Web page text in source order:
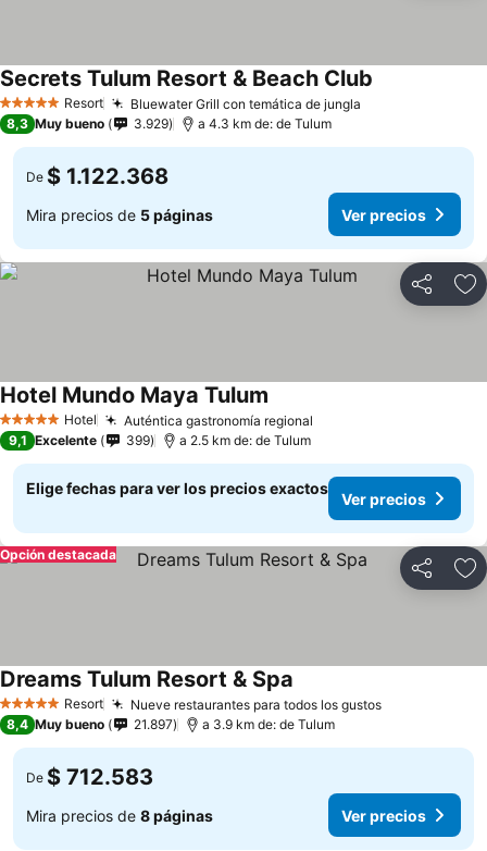
5 Estrellas Resort Bluewater Grill con temática de jungla
Secrets Tulum Resort & Beach Club
8,3 Muy bueno 3.929 a 4.3 km de: de Tulum
De $ 1.122.368
Mira precios de 5 páginas Ver precios
Compartir
5 Estrellas Hotel Auténtica gastronomía regional
Hotel Mundo Maya Tulum
9,1 Excelente 399 a 2.5 km de: de Tulum
Elige fechas para ver los precios exactos
Ver precios
Compartir
Opción destacada
5 Estrellas Resort Nueve restaurantes para todos los gustos
Dreams Tulum Resort & Spa
8,4 Muy bueno 21.897 a 3.9 km de: de Tulum
De $ 712.583
Mira precios de 8 páginas Ver precios